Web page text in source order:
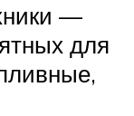
—
для